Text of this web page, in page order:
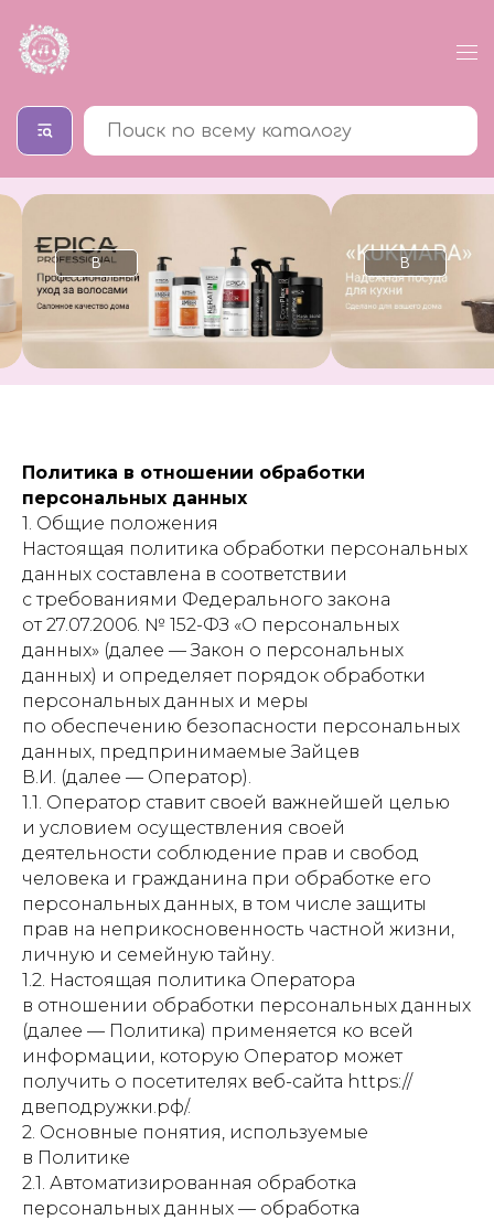
В
каталог
Политика в отношении обработки
персональных данных
1. Общие положения
Настоящая политика обработки персональных
данных составлена в соответствии
с требованиями Федерального закона
от 27.07.2006. № 152-ФЗ «О персональных
данных» (далее — Закон о персональных
данных) и определяет порядок обработки
персональных данных и меры
по обеспечению безопасности персональных
данных, предпринимаемые Зайцев
В.И. (далее — Оператор).
1.1. Оператор ставит своей важнейшей целью
и условием осуществления своей
деятельности соблюдение прав и свобод
человека и гражданина при обработке его
персональных данных, в том числе защиты
прав на неприкосновенность частной жизни,
личную и семейную тайну.
1.2. Настоящая политика Оператора
в отношении обработки персональных данных
(далее — Политика) применяется ко всей
информации, которую Оператор может
получить о посетителях веб-сайта https://
двеподружки.рф/.
2. Основные понятия, используемые
в Политике
2.1. Автоматизированная обработка
персональных данных — обработка